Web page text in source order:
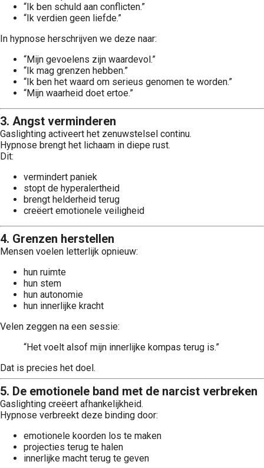
“Ik ben schuld aan conflicten.”
“Ik verdien geen liefde.”
In hypnose herschrijven we deze naar:
“Mijn gevoelens zijn waardevol.”
“Ik mag grenzen hebben.”
“Ik ben het waard om serieus genomen te worden.”
“Mijn waarheid doet ertoe.”
3. Angst verminderen
Gaslighting activeert het zenuwstelsel continu.
Hypnose brengt het lichaam in diepe rust.
Dit:
vermindert paniek
stopt de hyperalertheid
brengt helderheid terug
creëert emotionele veiligheid
4. Grenzen herstellen
Mensen voelen letterlijk opnieuw:
hun ruimte
hun stem
hun autonomie
hun innerlijke kracht
Velen zeggen na een sessie:
“Het voelt alsof mijn innerlijke kompas terug is.”
Dat is precies het doel.
5. De emotionele band met de narcist verbreken
Gaslighting creëert afhankelijkheid.
Hypnose verbreekt deze binding door:
emotionele koorden los te maken
projecties terug te halen
innerlijke macht terug te geven